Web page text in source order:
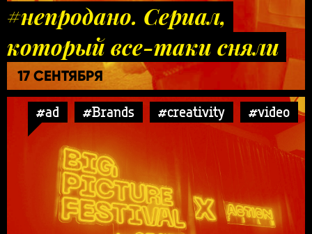
#непродано. Сериал,
который все-таки сняли
17 СЕНТЯБРЯ
#ad #Brands #creativity #video